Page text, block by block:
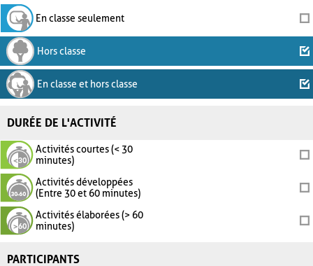
En classe seulement
Hors classe
En classe et hors classe
DURÉE DE L'ACTIVITÉ
Activités courtes (< 30
minutes)
Activités développées
(Entre 30 et 60 minutes)
Activités élaborées (> 60
minutes)
PARTICIPANTS